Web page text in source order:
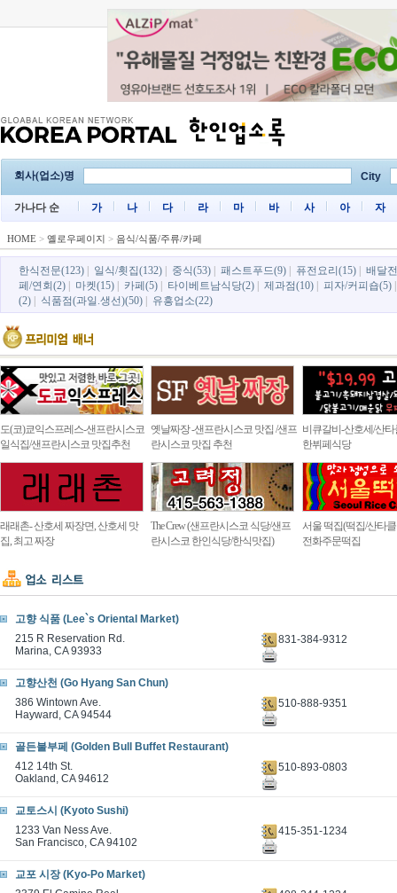
회사(업소)명 City
가나다 순 가 나 다 라 마 바 사 아 자
HOME > 옐로우페이지 > 음식/식품/주류/카페
한식전문(123) 일식/횟집(132) 중식(53) 패스트푸드(9) 퓨전요리(15)
배달
페/연회(2)
마켓(15) 카페(5) 타이베트남식당(2) 제과점(10) 피자/커피숍(5)
(2)
식품점(과일.생선)(50) 유흥업소(22)
도(코)쿄익스프레스-샌프란시스코
일식집/샌프란시스코 맛집추천
옛날짜장 -샌프란시스코 맛집 /샌프
란시스코 맛집 추천
비큐갈비-산호세/산
한뷔페식당
래래촌- 산호세 짜장면, 산호세 맛
집, 최고 짜장
The Crew (샌프란시스코 식당/샌프
란시스코 한인식당/한식맛집)
서울 떡집(떡집/산타
전화주문떡집
고향 식품 (Lee`s Oriental Market)
215 R Reservation Rd.
Marina, CA 93933
831-384-9312
고향산천 (Go Hyang San Chun)
386 Wintown Ave.
Hayward, CA 94544
510-888-9351
골든불부페 (Golden Bull Buffet Restaurant)
412 14th St.
Oakland, CA 94612
510-893-0803
교토스시 (Kyoto Sushi)
1233 Van Ness Ave.
San Francisco, CA 94102
415-351-1234
교포 시장 (Kyo-Po Market)